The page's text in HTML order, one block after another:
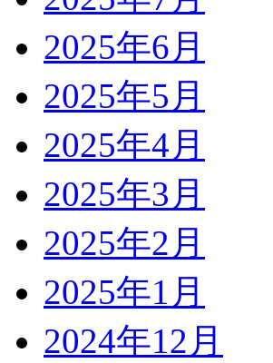
2025年6月
2025年5月
2025年4月
2025年3月
2025年2月
2025年1月
2024年12月